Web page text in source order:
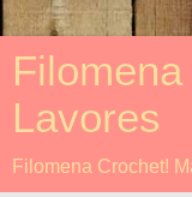
Lavores
Filomena Crochet!